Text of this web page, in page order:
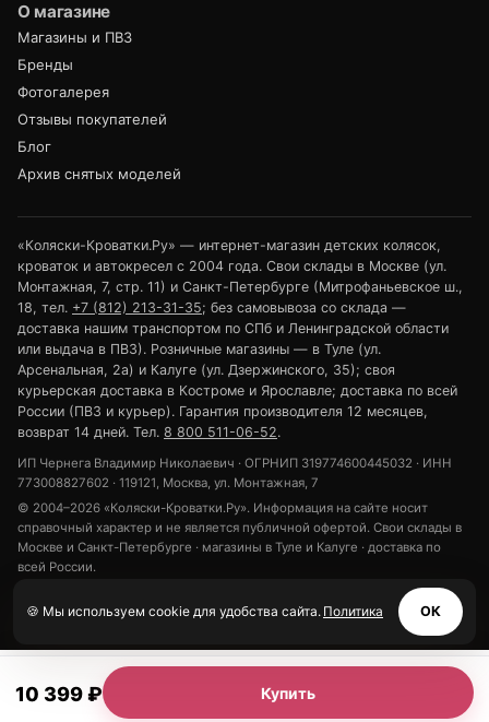
10 399 ₽ Купить
🍪 Мы используем cookie для удобства сайта. Политика ОК
О магазине
Магазины и ПВЗ
Бренды
Фотогалерея
Отзывы покупателей
Блог
Архив снятых моделей
«Коляски-Кроватки.Ру» — интернет-магазин детских колясок,
кроваток и автокресел с 2004 года. Свои склады в Москве (ул.
Монтажная, 7, стр. 11) и Санкт-Петербурге (Митрофаньевское ш.,
18, тел. +7 (812) 213-31-35; без самовывоза со склада —
доставка нашим транспортом по СПб и Ленинградской области
или выдача в ПВЗ). Розничные магазины — в Туле (ул.
Арсенальная, 2а) и Калуге (ул. Дзержинского, 35); своя
курьерская доставка в Костроме и Ярославле; доставка по всей
России (ПВЗ и курьер). Гарантия производителя 12 месяцев,
возврат 14 дней. Тел. 8 800 511-06-52.
ИП Чернега Владимир Николаевич · ОГРНИП 319774600445032 · ИНН
773008827602 · 119121, Москва, ул. Монтажная, 7
© 2004–2026 «Коляски-Кроватки.Ру». Информация на сайте носит
справочный характер и не является публичной офертой. Свои склады в
Москве и Санкт-Петербурге · магазины в Туле и Калуге · доставка по
всей России.
Обработка персональных данных
Использование cookie